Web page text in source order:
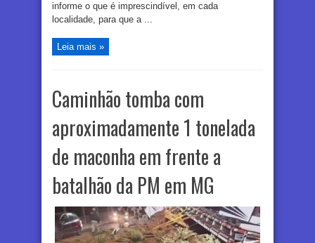
informe o que é imprescindível, em cada
localidade, para que a ...
Leia mais »
Caminhão tomba com
aproximadamente 1 tonelada
de maconha em frente a
batalhão da PM em MG